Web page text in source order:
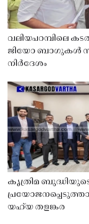
വലിയപറമ്പിലെ
ജിയോ ബാഗുകൾ
നിർദേശം
കൃത്രിമ
യഹ്‌യ തളങ്കര